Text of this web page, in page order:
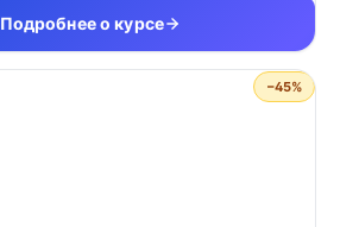
Подробнее о курсе
−45%